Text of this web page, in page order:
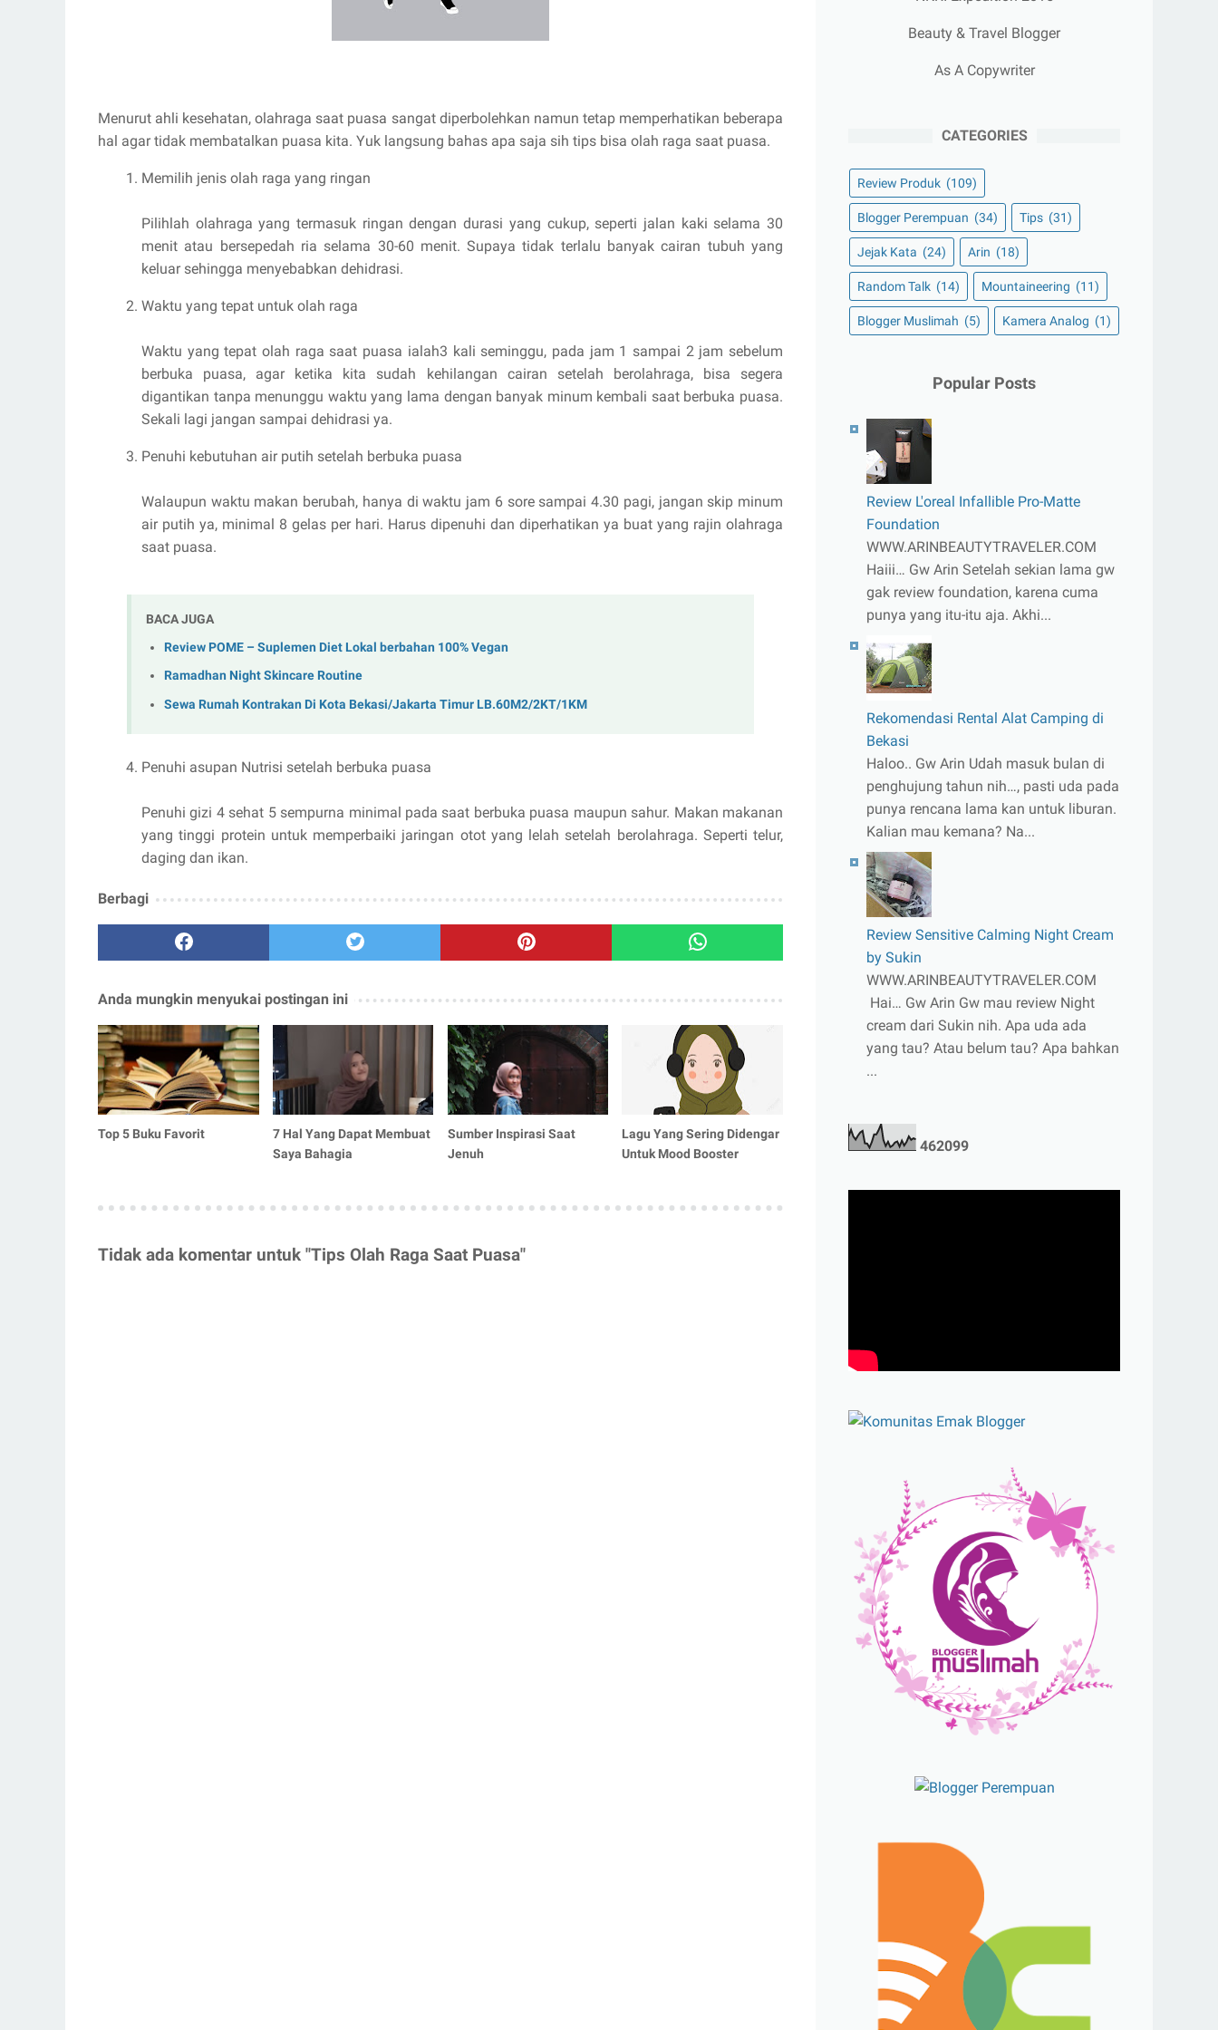
Menurut ahli kesehatan, olahraga saat puasa sangat diperbolehkan namun tetap memperhatikan beberapa
hal agar tidak membatalkan puasa kita. Yuk langsung bahas apa saja sih tips bisa olah raga saat puasa.
Memilih jenis olah raga yang ringan
Pilihlah olahraga yang termasuk ringan dengan durasi yang cukup, seperti jalan kaki selama 30
menit atau bersepedah ria selama 30-60 menit. Supaya tidak terlalu banyak cairan tubuh yang
keluar sehingga menyebabkan dehidrasi.
Waktu yang tepat untuk olah raga
Waktu yang tepat olah raga saat puasa ialah3 kali seminggu, pada jam 1 sampai 2 jam sebelum
berbuka puasa, agar ketika kita sudah kehilangan cairan setelah berolahraga, bisa segera
digantikan tanpa menunggu waktu yang lama dengan banyak minum kembali saat berbuka puasa.
Sekali lagi jangan sampai dehidrasi ya.
Penuhi kebutuhan air putih setelah berbuka puasa
Walaupun waktu makan berubah, hanya di waktu jam 6 sore sampai 4.30 pagi, jangan skip minum
air putih ya, minimal 8 gelas per hari. Harus dipenuhi dan diperhatikan ya buat yang rajin olahraga
saat puasa.
BACA JUGA
Review POME – Suplemen Diet Lokal berbahan 100% Vegan
Ramadhan Night Skincare Routine
Sewa Rumah Kontrakan Di Kota Bekasi/Jakarta Timur LB.60M2/2KT/1KM
Penuhi asupan Nutrisi setelah berbuka puasa
Penuhi gizi 4 sehat 5 sempurna minimal pada saat berbuka puasa maupun sahur. Makan makanan
yang tinggi protein untuk memperbaiki jaringan otot yang lelah setelah berolahraga. Seperti telur,
daging dan ikan.
Berbagi
Anda mungkin menyukai postingan ini
Top 5 Buku Favorit
7 Hal Yang Dapat Membuat
Saya Bahagia
Sumber Inspirasi Saat
Jenuh
Lagu Yang Sering Didengar
Untuk Mood Booster
Tidak ada komentar untuk "Tips Olah Raga Saat Puasa"
Beauty & Travel Blogger
As A Copywriter
CATEGORIES
Review Produk (109)
Blogger Perempuan (34) Tips (31)
Jejak Kata (24) Arin (18)
Random Talk (14) Mountaineering (11)
Blogger Muslimah (5) Kamera Analog (1)
Popular Posts
Review L'oreal Infallible Pro-Matte
Foundation
WWW.ARINBEAUTYTRAVELER.COM
Haiii… Gw Arin Setelah sekian lama gw
gak review foundation, karena cuma
punya yang itu-itu aja. Akhi...
Rekomendasi Rental Alat Camping di
Bekasi
Haloo.. Gw Arin Udah masuk bulan di
penghujung tahun nih…, pasti uda pada
punya rencana lama kan untuk liburan.
Kalian mau kemana? Na...
Review Sensitive Calming Night Cream
by Sukin
WWW.ARINBEAUTYTRAVELER.COM
Hai… Gw Arin Gw mau review Night
cream dari Sukin nih. Apa uda ada
yang tau? Atau belum tau? Apa bahkan
...
462099